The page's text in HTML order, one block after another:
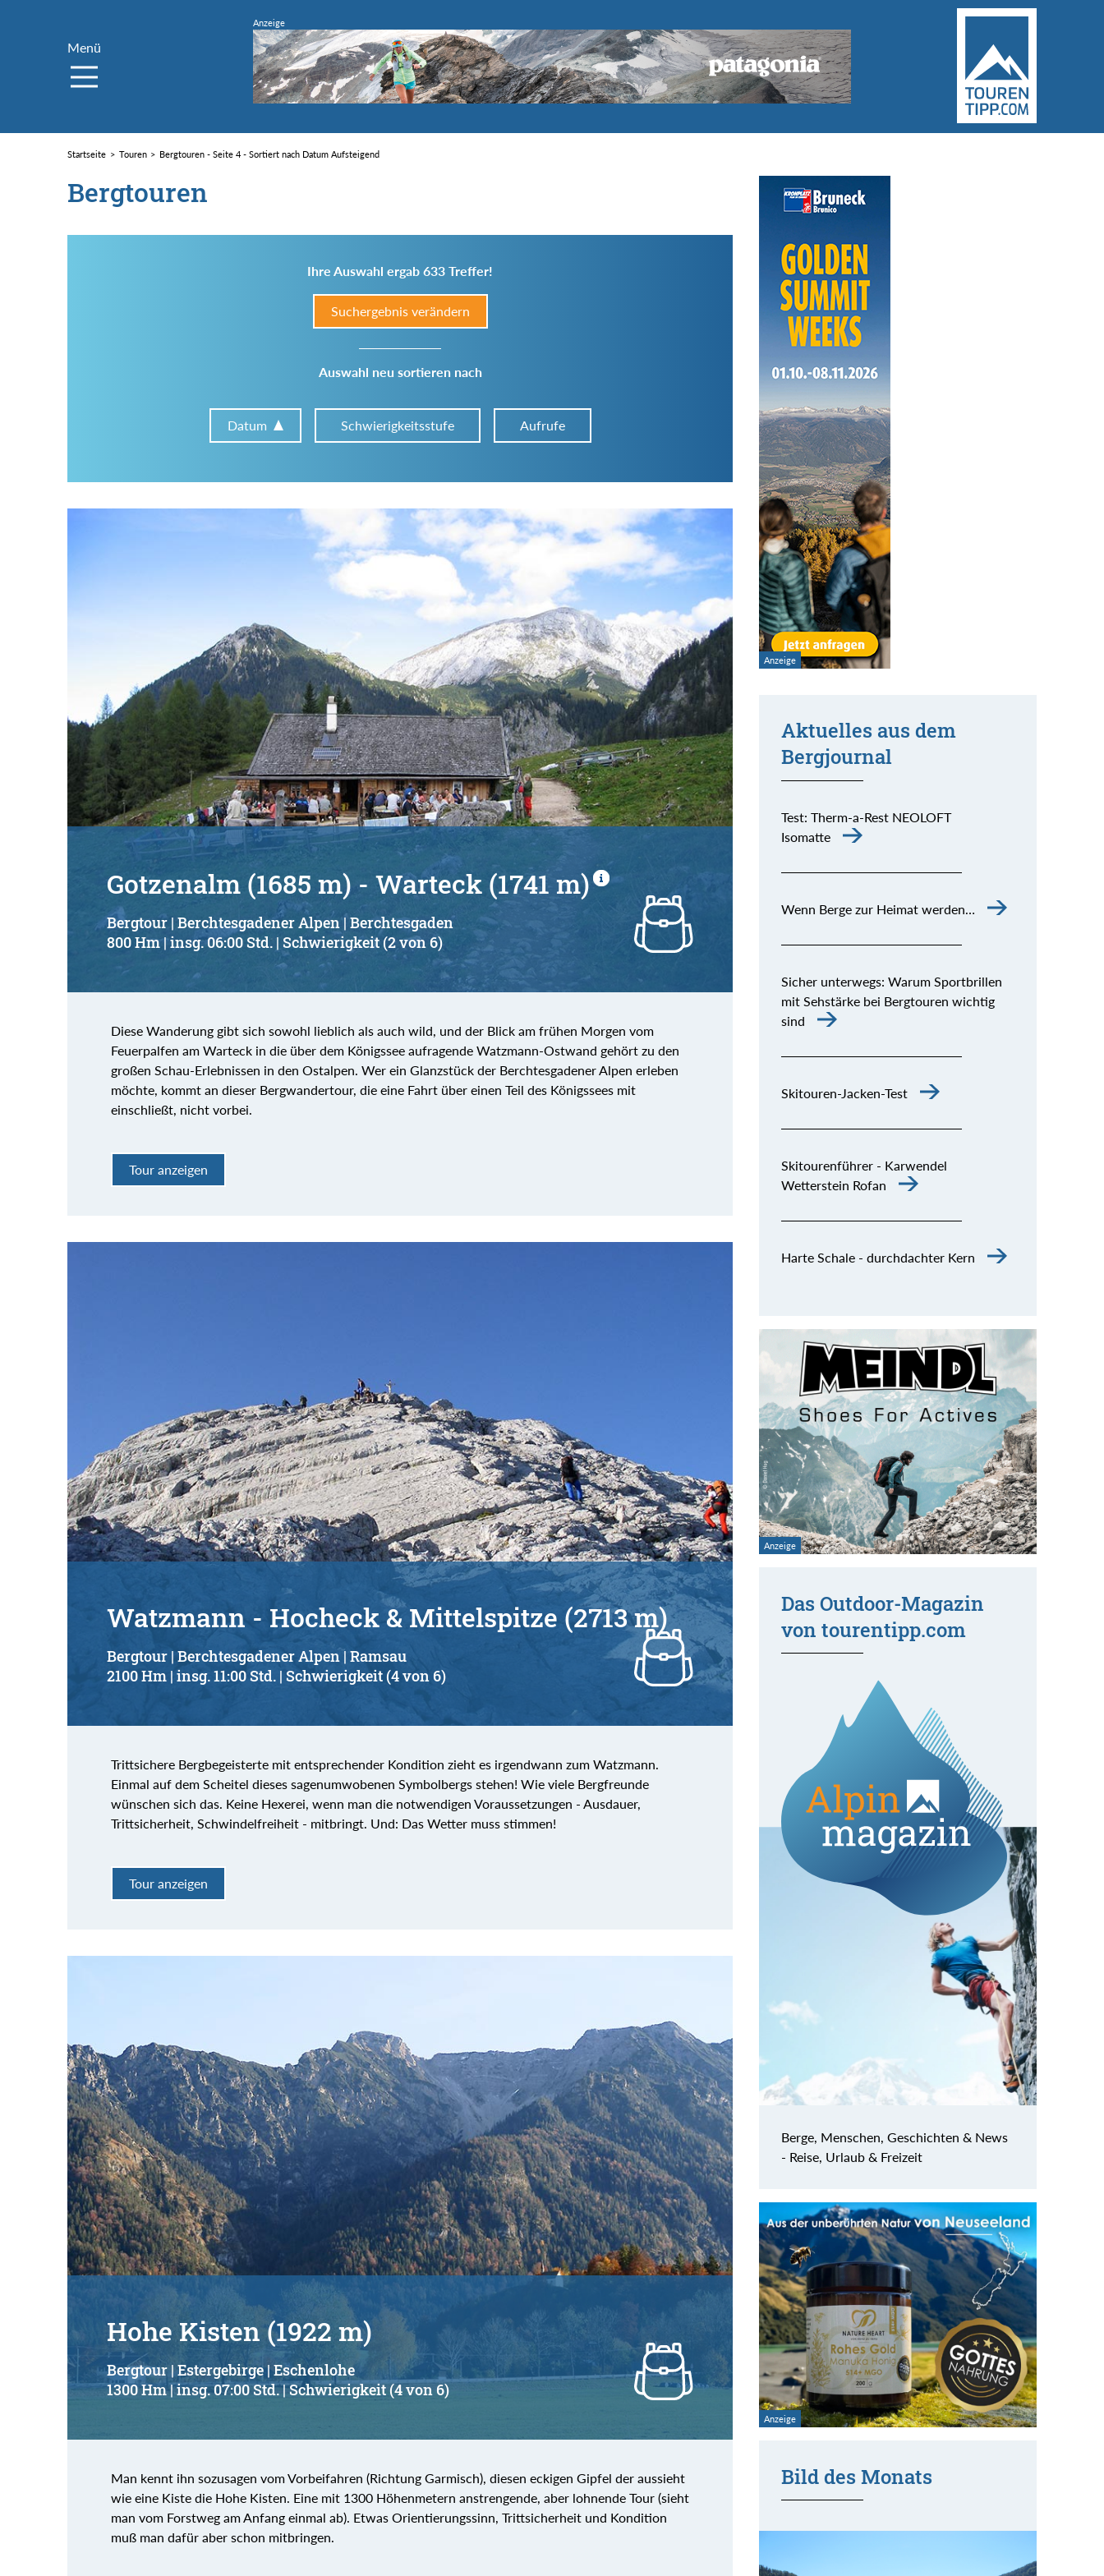
Menü
Startseite Touren Bergtouren - Seite 4 - Sortiert nach Datum Aufsteigend
Bergtouren
Ihre Auswahl ergab 633 Treffer!
Suchergebnis verändern
Auswahl neu sortieren nach
Datum Schwierigkeitsstufe Aufrufe
Im Tourenarchiv suchen
Gebirge:
Art der Tour:
Schwierigkeitsgrad:
von
bis
Kondition (Tourdauer):
von
bis
Suchbegriff:
Gotzenalm (1685 m) - Warteck (1741 m)
Bergtour | Berchtesgadener Alpen | Berchtesgaden
800 Hm | insg. 06:00 Std. | Schwierigkeit (2 von 6)
Diese Wanderung gibt sich sowohl lieblich als auch wild, und der Blick am frühen Morgen vom
Feuerpalfen am Warteck in die über dem Königssee aufragende Watzmann-Ostwand gehört zu den
großen Schau-Erlebnissen in den Ostalpen. Wer ein Glanzstück der Berchtesgadener Alpen erleben
möchte, kommt an dieser Bergwandertour, die eine Fahrt über einen Teil des Königssees mit
einschließt, nicht vorbei.
Tour anzeigen
Watzmann - Hocheck & Mittelspitze (2713 m)
Bergtour | Berchtesgadener Alpen | Ramsau
2100 Hm | insg. 11:00 Std. | Schwierigkeit (4 von 6)
Trittsichere Bergbegeisterte mit entsprechender Kondition zieht es irgendwann zum Watzmann.
Einmal auf dem Scheitel dieses sagenumwobenen Symbolbergs stehen! Wie viele Bergfreunde
wünschen sich das. Keine Hexerei, wenn man die notwendigen Voraussetzungen - Ausdauer,
Trittsicherheit, Schwindelfreiheit - mitbringt. Und: Das Wetter muss stimmen!
Tour anzeigen
Hohe Kisten (1922 m)
Bergtour | Estergebirge | Eschenlohe
1300 Hm | insg. 07:00 Std. | Schwierigkeit (4 von 6)
Man kennt ihn sozusagen vom Vorbeifahren (Richtung Garmisch), diesen eckigen Gipfel der aussieht
wie eine Kiste die Hohe Kisten. Eine mit 1300 Höhenmetern anstrengende, aber lohnende Tour (sieht
man vom Forstweg am Anfang einmal ab). Etwas Orientierungssinn, Trittsicherheit und Kondition
muß man dafür aber schon mitbringen.
Aktuelles aus dem
Bergjournal
Test: Therm-a-Rest NEOLOFT
Isomatte
Wenn Berge zur Heimat werden…
Sicher unterwegs: Warum Sportbrillen
mit Sehstärke bei Bergtouren wichtig
sind
Skitouren-Jacken-Test
Skitourenführer - Karwendel
Wetterstein Rofan
Harte Schale - durchdachter Kern
Das Outdoor-Magazin
von tourentipp.com
Berge, Menschen, Geschichten & News
- Reise, Urlaub & Freizeit
Bild des Monats